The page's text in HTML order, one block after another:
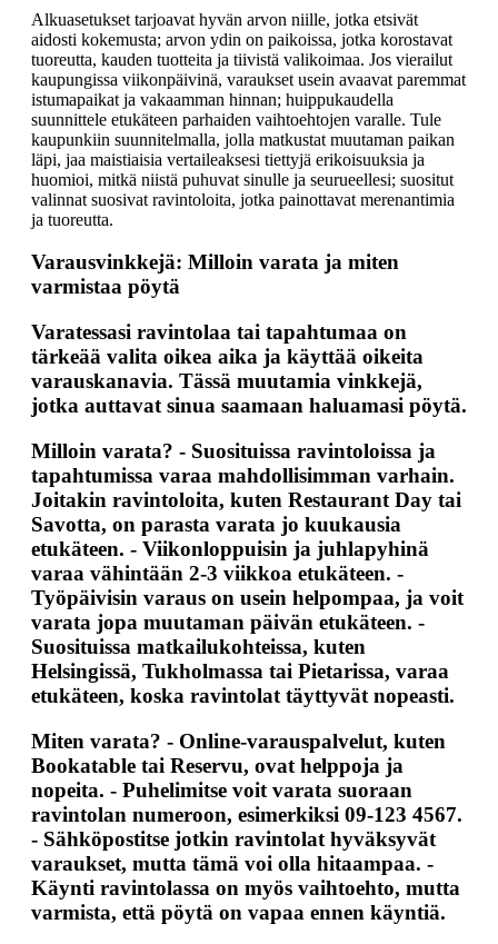
Alkuasetukset tarjoavat hyvän arvon niille, jotka etsivät
aidosti kokemusta; arvon ydin on paikoissa, jotka korostavat
tuoreutta, kauden tuotteita ja tiivistä valikoimaa. Jos vierailut
kaupungissa viikonpäivinä, varaukset usein avaavat paremmat
istumapaikat ja vakaamman hinnan; huippukaudella
suunnittele etukäteen parhaiden vaihtoehtojen varalle. Tule
kaupunkiin suunnitelmalla, jolla matkustat muutaman paikan
läpi, jaa maistiaisia vertaileaksesi tiettyjä erikoisuuksia ja
huomioi, mitkä niistä puhuvat sinulle ja seurueellesi; suositut
valinnat suosivat ravintoloita, jotka painottavat merenantimia
ja tuoreutta.
Varausvinkkejä: Milloin varata ja miten
varmistaa pöytä
Varatessasi ravintolaa tai tapahtumaa on
tärkeää valita oikea aika ja käyttää oikeita
varauskanavia. Tässä muutamia vinkkejä,
jotka auttavat sinua saamaan haluamasi pöytä.
Milloin varata? - Suosituissa ravintoloissa ja
tapahtumissa varaa mahdollisimman varhain.
Joitakin ravintoloita, kuten Restaurant Day tai
Savotta, on parasta varata jo kuukausia
etukäteen. - Viikonloppuisin ja juhlapyhinä
varaa vähintään 2-3 viikkoa etukäteen. -
Työpäivisin varaus on usein helpompaa, ja voit
varata jopa muutaman päivän etukäteen. -
Suosituissa matkailukohteissa, kuten
Helsingissä, Tukholmassa tai Pietarissa, varaa
etukäteen, koska ravintolat täyttyvät nopeasti.
Miten varata? - Online-varauspalvelut, kuten
Bookatable tai Reservu, ovat helppoja ja
nopeita. - Puhelimitse voit varata suoraan
ravintolan numeroon, esimerkiksi 09-123 4567.
- Sähköpostitse jotkin ravintolat hyväksyvät
varaukset, mutta tämä voi olla hitaampaa. -
Käynti ravintolassa on myös vaihtoehto, mutta
varmista, että pöytä on vapaa ennen käyntiä.